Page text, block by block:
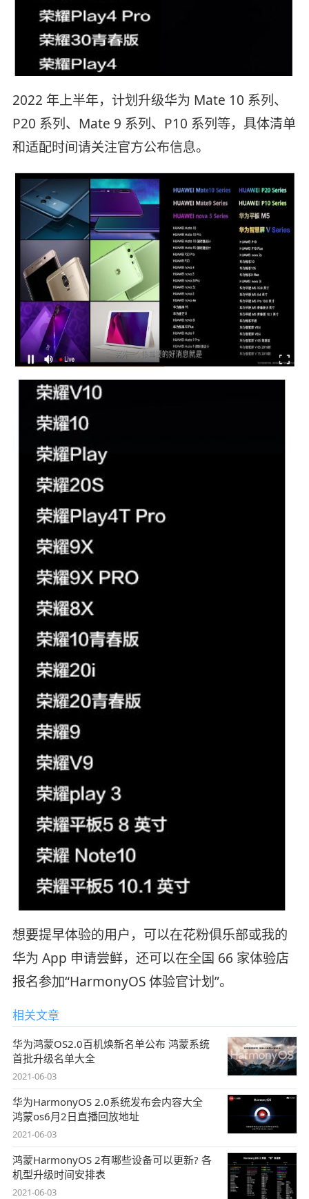
2022 年上半年，计划升级华为 Mate 10 系列、
P20 系列、Mate 9 系列、P10 系列等，具体清单
和适配时间请关注官方公布信息。
想要提早体验的用户，可以在花粉俱乐部或我的
华为 App 申请尝鲜，还可以在全国 66 家体验店
报名参加“HarmonyOS 体验官计划”。
相关文章
华为鸿蒙OS2.0百机焕新名单公布 鸿蒙系统
首批升级名单大全
2021-06-03
华为HarmonyOS 2.0系统发布会内容大全
鸿蒙os6月2日直播回放地址
2021-06-03
鸿蒙HarmonyOS 2有哪些设备可以更新? 各
机型升级时间安排表
2021-06-03